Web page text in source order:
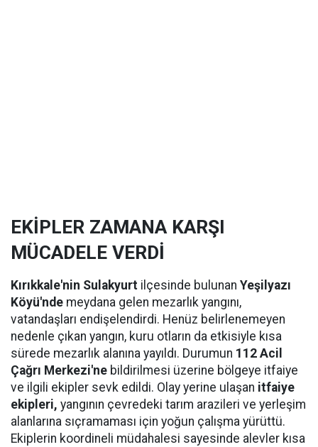
EKİPLER ZAMANA KARŞI
MÜCADELE VERDİ
Kırıkkale'nin Sulakyurt ilçesinde bulunan Yeşilyazı
Köyü'nde meydana gelen mezarlık yangını,
vatandaşları endişelendirdi. Henüz belirlenemeyen
nedenle çıkan yangın, kuru otların da etkisiyle kısa
sürede mezarlık alanına yayıldı. Durumun 112 Acil
Çağrı Merkezi'ne bildirilmesi üzerine bölgeye itfaiye
ve ilgili ekipler sevk edildi. Olay yerine ulaşan itfaiye
ekipleri, yangının çevredeki tarım arazileri ve yerleşim
alanlarına sıçramaması için yoğun çalışma yürüttü.
Ekiplerin koordineli müdahalesi sayesinde alevler kısa